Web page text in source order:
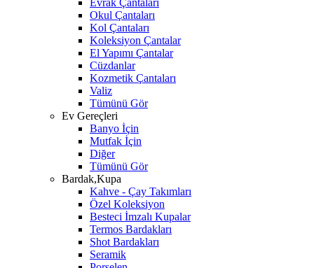
Evrak Çantaları
Okul Çantaları
Kol Çantaları
Koleksiyon Çantalar
El Yapımı Çantalar
Cüzdanlar
Kozmetik Çantaları
Valiz
Tümünü Gör
Ev Gereçleri
Banyo İçin
Mutfak İçin
Diğer
Tümünü Gör
Bardak,Kupa
Kahve - Çay Takımları
Özel Koleksiyon
Besteci İmzalı Kupalar
Termos Bardakları
Shot Bardakları
Seramik